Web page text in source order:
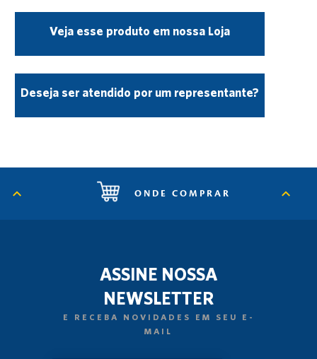
Veja esse produto em nossa Loja
Deseja ser atendido por um representante?
ONDE COMPRAR
ASSINE NOSSA
NEWSLETTER
E RECEBA NOVIDADES EM SEU E-
MAIL